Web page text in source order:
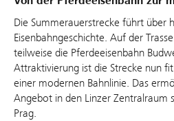
Die Summerauerstrecke führt über
Eisenbahngeschichte. Auf der
teilweise die Pferdeeisenbahn
Attraktivierung ist die Strecke nun
einer modernen Bahnlinie. Das
Angebot in den Linzer Zentralraum
Prag.